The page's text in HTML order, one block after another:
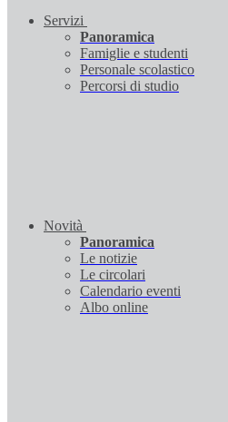
Servizi
Panoramica
Famiglie e studenti
Personale scolastico
Percorsi di studio
Novità
Panoramica
Le notizie
Le circolari
Calendario eventi
Albo online